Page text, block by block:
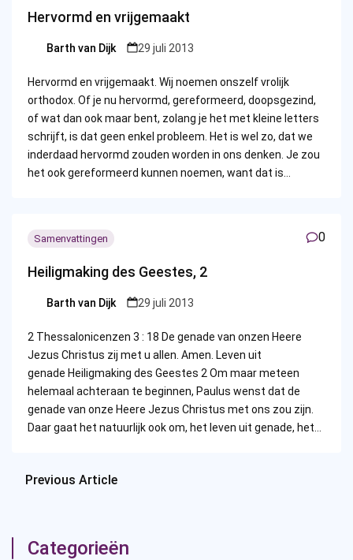
Hervormd en vrijgemaakt
Posted
Barth van Dijk 29 juli 2013
Hervormd en vrijgemaakt. Wij noemen onszelf vrolijk
orthodox. Of je nu hervormd, gereformeerd, doopsgezind,
of wat dan ook maar bent, zolang je het met kleine letters
schrijft, is dat geen enkel probleem. Het is wel zo, dat we
inderdaad hervormd zouden worden in ons denken. Je zou
het ook gereformeerd kunnen noemen, want dat is…
Samenvattingen 0
Heiligmaking des Geestes, 2
Posted
Barth van Dijk 29 juli 2013
2 Thessalonicenzen 3 : 18 De genade van onzen Heere
Jezus Christus zij met u allen. Amen. Leven uit
genade Heiligmaking des Geestes 2 Om maar meteen
helemaal achteraan te beginnen, Paulus wenst dat de
genade van onze Heere Jezus Christus met ons zou zijn.
Daar gaat het natuurlijk ook om, het leven uit genade, het…
Previous Article
Categorieën